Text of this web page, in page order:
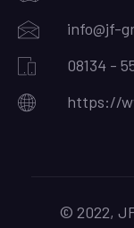
info@jf-
08134 -
https://
© 2022,